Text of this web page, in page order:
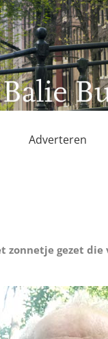
Adverteren
zonnetje gezet